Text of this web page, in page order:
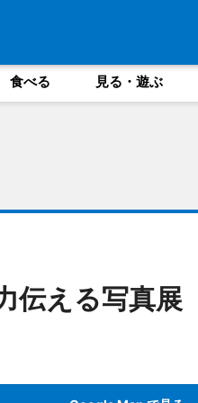
食べる 見る・遊ぶ
伝える写真